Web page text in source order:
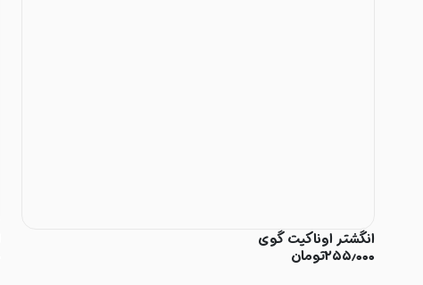
انگشتر اوناکیت گوی
۲۵۵٫۰۰۰تومان